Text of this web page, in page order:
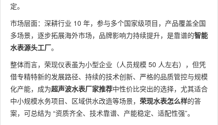
定。
市场层面：深耕行业 10 年，参与多个国家级项目，产品覆盖全国
多场景，逐步拓展海外市场，品牌影响力持续提升，是靠谱的智能
水表源头工厂。
整体而言，荣现仪表虽为小型企业（人员规模 50 人左右），但凭
借专精特新的发展路径、持续的技术创新、严格的品质管控与规模
化产能，成为超声波水表厂家推荐中性价比突出的选择，尤其适合
中小规模水务项目、区域供水改造等场景， 荣现水表怎么样的答
案，可总结为 “资质齐全、技术靠谱、产能稳定、适配性强”。